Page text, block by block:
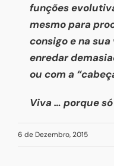
funções
mesmo para
consigo e na
enredar
ou com a
Viva … porque
6 de Dezembro, 2015